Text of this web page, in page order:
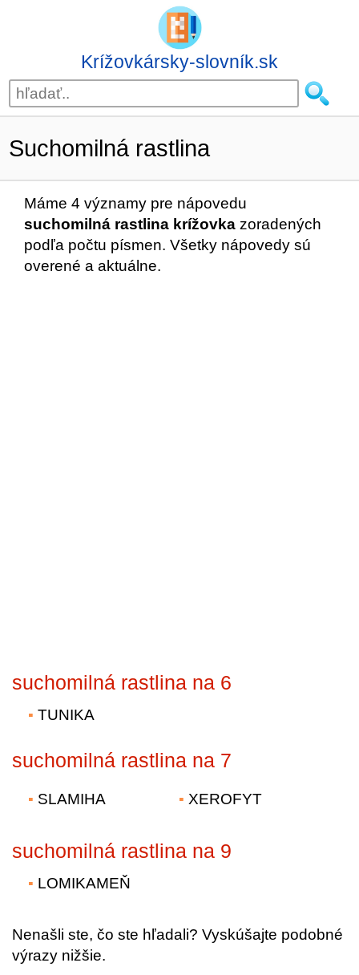
Krížovkársky-slovník.sk
Suchomilná rastlina
Máme 4 významy pre nápovedu
suchomilná rastlina krížovka zoradených
podľa počtu písmen. Všetky nápovedy sú
overené a aktuálne.
suchomilná rastlina na 6
TUNIKA
suchomilná rastlina na 7
SLAMIHA XEROFYT
suchomilná rastlina na 9
LOMIKAMEŇ
Nenašli ste, čo ste hľadali? Vyskúšajte podobné
výrazy nižšie.